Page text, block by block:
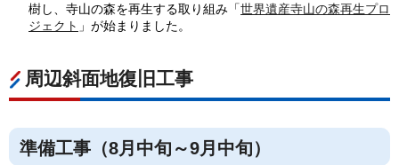
樹し、寺山の森を再生する取り組み「世界遺産寺山の森再生プロ
ジェクト 」が始まりました。
周辺斜面地復旧工事
準備工事（8月中旬～9月中旬）